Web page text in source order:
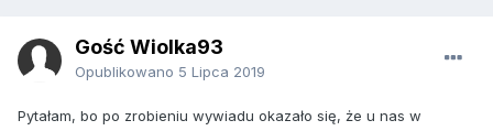
Gość Wiolka93
Opublikowano 5 Lipca 2019
Pytałam, bo po zrobieniu wywiadu okazało się, że u nas w